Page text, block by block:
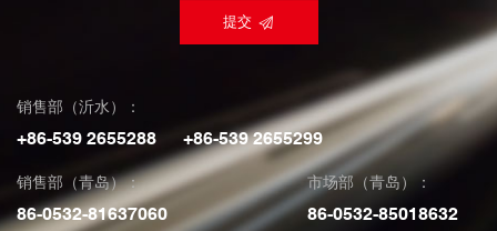
提交
销售部（沂水）：
+86-539 2655288 +86-539 2655299
销售部（青岛）：
86-0532-81637060
市场部（青岛）：
86-0532-85018632